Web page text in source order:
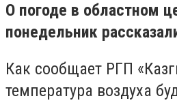
О погоде в областном
понедельник
Как сообщает РГП
температура воздуха